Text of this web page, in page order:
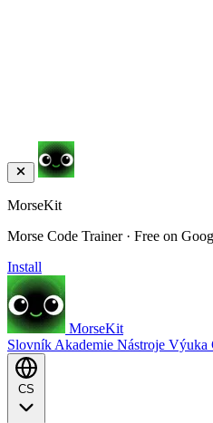
MorseKit
Morse Code Trainer · Free on
Install
MorseKit
Slovník Akademie Nástroje Výuka